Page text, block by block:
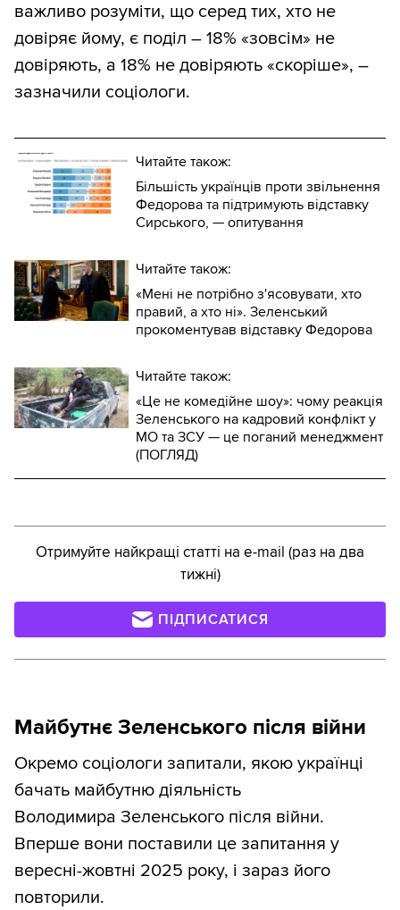
важливо розуміти, що серед тих, хто не
довіряє йому, є поділ – 18% «зовсім» не
довіряють, а 18% не довіряють «скоріше», –
зазначили соціологи.
Читайте також:
Більшість українців проти звільнення
Федорова та підтримують відставку
Сирського, — опитування
Читайте також:
«Мені не потрібно з'ясовувати, хто
правий, а хто ні». Зеленський
прокоментував відставку Федорова
Читайте також:
«Це не комедійне шоу»: чому реакція
Зеленського на кадровий конфлікт у
МО та ЗСУ — це поганий менеджмент
(ПОГЛЯД)
Отримуйте найкращі статті на e-mail (раз на два
тижні)
ПІДПИСАТИСЯ
Майбутнє Зеленського після війни
Окремо соціологи запитали, якою українці
бачать майбутню діяльність
Володимира Зеленського після війни.
Вперше вони поставили це запитання у
вересні-жовтні 2025 року, і зараз його
повторили.